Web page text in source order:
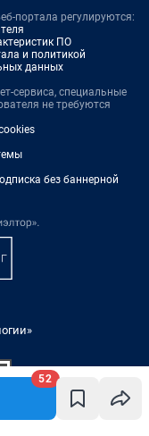
52
портала регулируются:
ПО
и политикой
данных
сервиса, специальные
не требуются
без баннерной